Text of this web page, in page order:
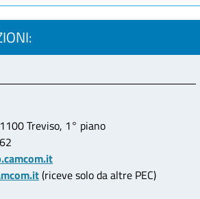
Treviso, 1° piano
(riceve solo da altre PEC)